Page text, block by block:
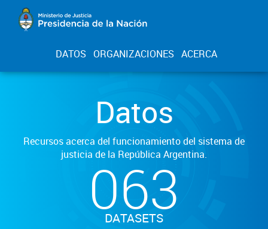
DATOS ORGANIZACIONES ACERCA
Datos
Recursos acerca del funcionamiento del sistema de
justicia de la República Argentina.
063
DATASETS